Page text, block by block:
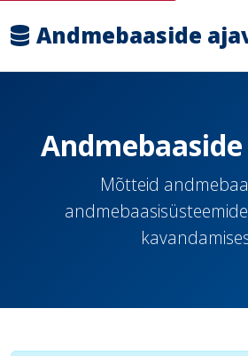
Andmebaaside
Mõtteid